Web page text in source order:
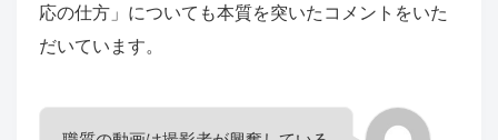
応の仕方」についても本質を突いたコメントをいた
だいています。